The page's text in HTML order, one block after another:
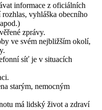
informace z oficiálních
vyhláška obecního
zprávy.
ve svém nejbližším okolí,
síť je v situacích
starým, nemocným
má lidský život a zdraví